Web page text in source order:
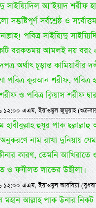
সাইয়্যিদিল আ’ইয়াদ শরীফ
সর্বশ্রেষ্ঠ ও
পবিত্র সাইয়্যিদু
বরকতময় আমলই নয় বরং
অর্থাৎ চূড়ান্ত কামিয়াবীর
যা পবিত্র কুরআন শরীফ, পবিত্র
ও পবিত্র ক্বিয়াস শরীফ
এএম, ইয়াওমুল জুমুয়াহ
হুযূর পাক
অনুকরণে নাম রাখা দুনিয়ায়
কারণ, তেমনি আখিরাতে
ও ফযীলত লাভের উছীলা।
এএম, ইয়াওমুল আরবিয়া
মহান আল্লাহ পাক উনার নিকট